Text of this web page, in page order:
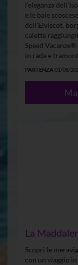
l’eleganza
e le baie
dell’Elviscot,
calette
Speed
in rada e
PARTENZA 01/08/
La
Scopri le
con un viaggio